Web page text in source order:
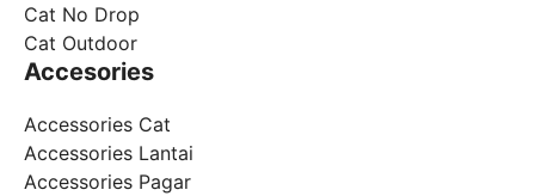
Cat No Drop
Cat Outdoor
Accesories
Accessories Cat
Accessories Lantai
Accessories Pagar